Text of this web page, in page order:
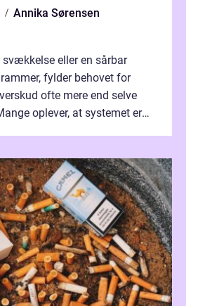
Annika Sørensen
svækkelse eller en sårbar
fylder behovet for
ofte mere end selve
oplever, at systemet er